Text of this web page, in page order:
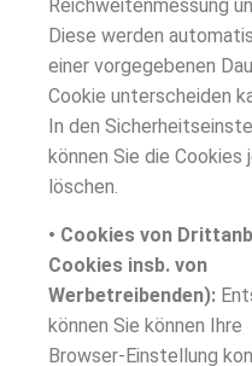
Reichweitenmessung
Diese werden
einer vorgegebenen
Cookie unterscheiden
In den
können Sie die Cookies
löschen.
• Cookies von
Cookies insb. von
Werbetreibenden):
können Sie können Ihre
Browser-Einstellung